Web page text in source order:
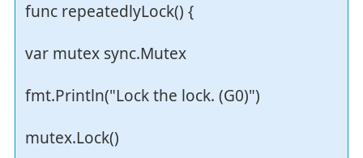
func repeatedlyLock() {
var mutex sync.Mutex
fmt.Println("Lock the lock. (G0)")
mutex.Lock()